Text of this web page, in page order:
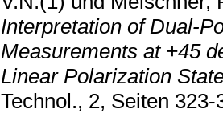
Interpretation of Dual-
Measurements at +45
Linear Polarization
Technol., 2, Seiten 323-